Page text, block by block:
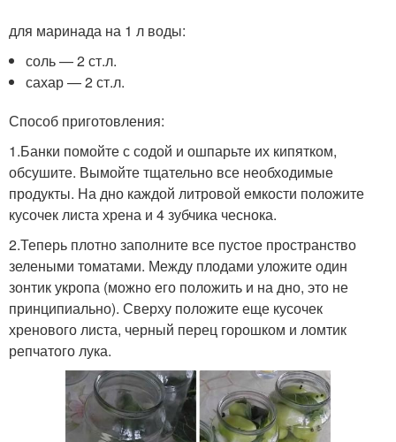
для маринада на 1 л воды:
соль — 2 ст.л.
сахар — 2 ст.л.
Способ приготовления:
1.Банки помойте с содой и ошпарьте их кипятком,
обсушите. Вымойте тщательно все необходимые
продукты. На дно каждой литровой емкости положите
кусочек листа хрена и 4 зубчика чеснока.
2.Теперь плотно заполните все пустое пространство
зелеными томатами. Между плодами уложите один
зонтик укропа (можно его положить и на дно, это не
принципиально). Сверху положите еще кусочек
хренового листа, черный перец горошком и ломтик
репчатого лука.